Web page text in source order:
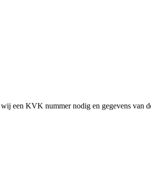
een KVK nummer nodig en gegevens van